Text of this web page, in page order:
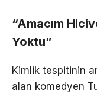
“Amacım
Yoktu”
Kimlik tespitinin
alan komedyen